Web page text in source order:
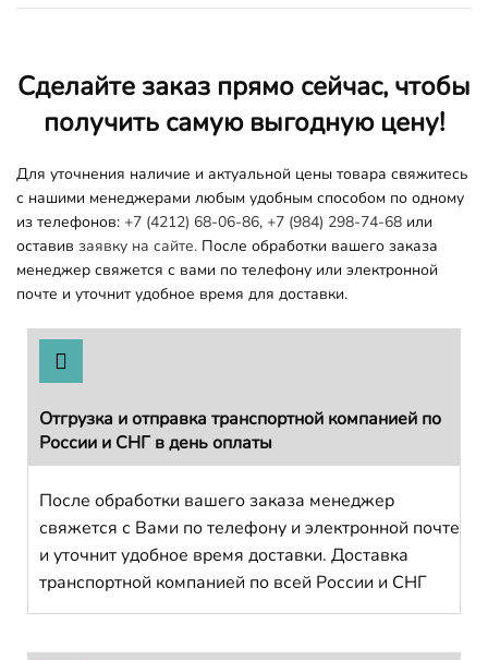
Сделайте заказ прямо сейчас, чтобы
получить самую выгодную цену!
Для уточнения наличие и актуальной цены товара свяжитесь
с нашими менеджерами любым удобным способом по одному
из телефонов: +7 (4212) 68-06-86, +7 (984) 298-74-68 или
оставив заявку на сайте. После обработки вашего заказа
менеджер свяжется с вами по телефону или электронной
почте и уточнит удобное время для доставки.
Отгрузка и отправка транспортной компанией по
России и СНГ в день оплаты
После обработки вашего заказа менеджер
свяжется с Вами по телефону и электронной почте
и уточнит удобное время доставки. Доставка
транспортной компанией по всей России и СНГ